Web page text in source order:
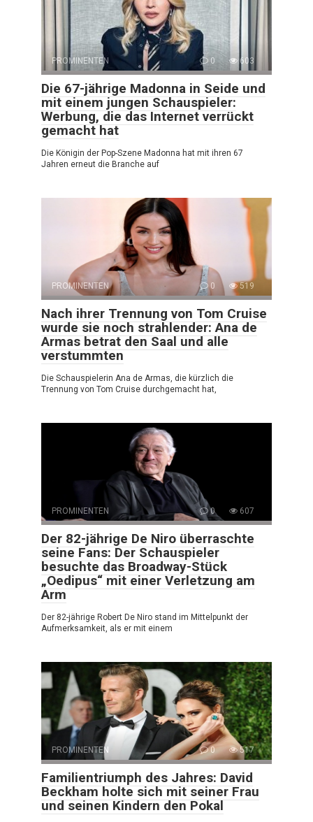
PROMINENTEN 0 603
Die 67-jährige Madonna in Seide und
mit einem jungen Schauspieler:
Werbung, die das Internet verrückt
gemacht hat
Die Königin der Pop-Szene Madonna hat mit ihren 67
Jahren erneut die Branche auf
PROMINENTEN 0 519
Nach ihrer Trennung von Tom Cruise
wurde sie noch strahlender: Ana de
Armas betrat den Saal und alle
verstummten
Die Schauspielerin Ana de Armas, die kürzlich die
Trennung von Tom Cruise durchgemacht hat,
PROMINENTEN 0 607
Der 82-jährige De Niro überraschte
seine Fans: Der Schauspieler
besuchte das Broadway-Stück
„Oedipus“ mit einer Verletzung am
Arm
Der 82-jährige Robert De Niro stand im Mittelpunkt der
Aufmerksamkeit, als er mit einem
PROMINENTEN 0 517
Familientriumph des Jahres: David
Beckham holte sich mit seiner Frau
und seinen Kindern den Pokal